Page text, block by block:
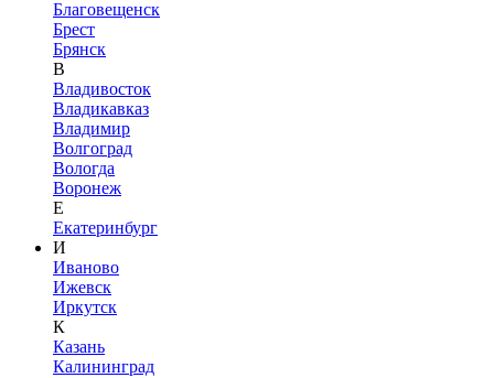
Благовещенск
Брест
Брянск
В
Владивосток
Владикавказ
Владимир
Волгоград
Вологда
Воронеж
Е
Екатеринбург
И
Иваново
Ижевск
Иркутск
К
Казань
Калининград